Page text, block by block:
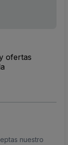
ofertas
nuestro